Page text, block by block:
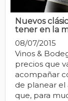
Nuevos
tener en la
08/07/2015
Vinos &
precios que
acompañar
de planear el
que, para